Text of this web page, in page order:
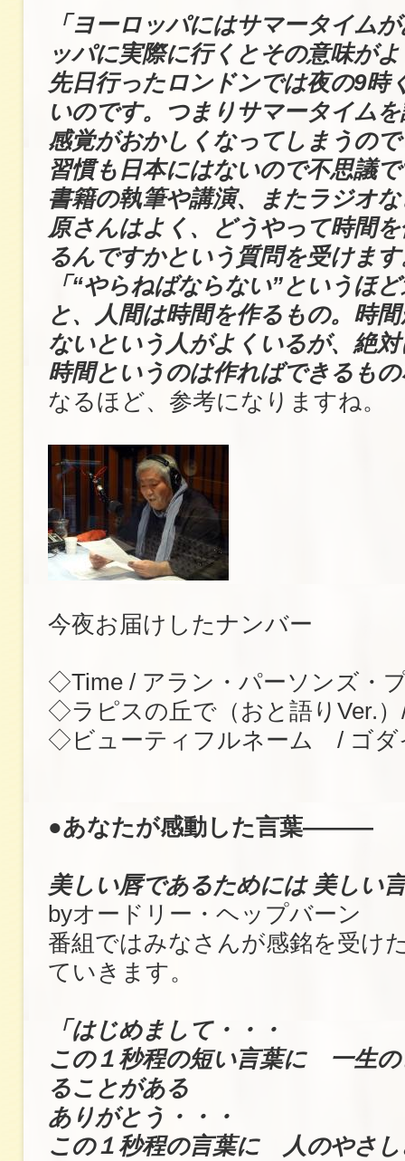
「ヨーロッパにはサマータイム
ッパに実際に行くとその意味が
先日行ったロンドンでは夜の9時
いのです。つまりサマータイム
感覚がおかしくなってしまうの
習慣も日本にはないので不思議
書籍の執筆や講演、またラジオ
原さんはよく、どうやって時間
るんですかという質問を受けま
「“やらねばならない”というほ
と、人間は時間を作るもの。時
ないという人がよくいるが、絶
時間というのは作ればできるも
なるほど、参考になりますね。
今夜お届けしたナンバー
◇Time / アラン・パーソンズ・
◇ラピスの丘で（おと語りVer.）
◇ビューティフルネーム / ゴダ
●あなたが感動した言葉―――
美しい唇であるためには 美しい
byオードリー・ヘップバーン
番組ではみなさんが感銘を受け
ていきます。
「はじめまして・・・
この１秒程の短い言葉に 一生の
ることがある
ありがとう・・・
この１秒程の言葉に 人のやさし